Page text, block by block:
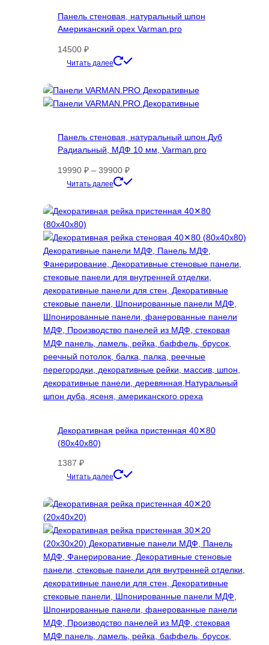
Панель стеновая, натуральный шпон
Американский орех Varman.pro
14500 ₽
Читать далее
имеет
несколько
можно
выбрать
Панель стеновая, натуральный шпон Дуб
Радиальный, МДФ 10 мм, Varman.pro
19990 ₽ – 39900 ₽Диапазон
цен:
–
Читать далее
имеет
вариаций.
Опции
можно
выбрать
на
странице
товара.
Декоративная рейка пристенная 40✕80
(80х40х80)
1387 ₽
Читать далее
имеет
вариаций.
Опции
можно
выбрать
на
странице
товара.